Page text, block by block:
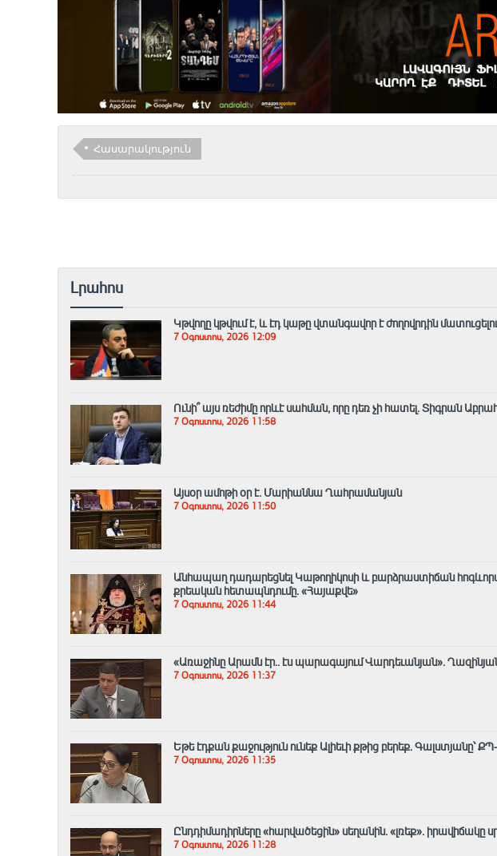
Հասարակություն
Լրահոս
Կթվողը կթվում է, և էդ կաթը վտանգավոր է ժողովրդին
7 Օգոստոս, 2026 12:09
Ունի՞ այս ռեժիմը որևէ սահման, որը դեռ չի հատել. Տիգրան
7 Օգոստոս, 2026 11:58
Այսօր ամոթի օր է. Մարիաննա Ղահրամանյան
7 Օգոստոս, 2026 11:50
Անհապաղ դադարեցնել Կաթողիկոսի և բարձրաստիճան
քրեական հետապնդումը. «Հայաքվե»
7 Օգոստոս, 2026 11:44
«Առաջինը Արամն էր.. էս պարագայում Վարդեւանյան».
7 Օգոստոս, 2026 11:37
Եթե էդքան քաջություն ունեք Ալիեւի քթից բերեք. Գալստյանը՝
7 Օգոստոս, 2026 11:35
Ընդդիմադիրները «հարվածեցին» սեղանին. «լռեք». իրավիճակը
7 Օգոստոս, 2026 11:28